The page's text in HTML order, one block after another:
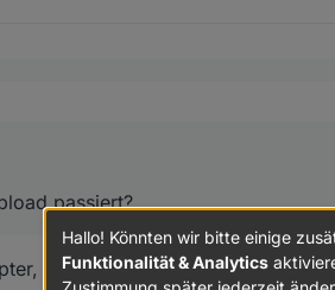
ist durch das Upload passiert?
passiert?
nicht aber die Instanzen
Hallo! Könnten wir bitte einige
Funktionalität & Analytics